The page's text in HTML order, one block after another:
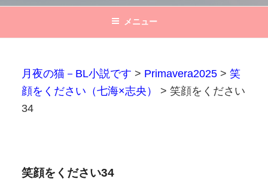
メニュー
月夜の猫－BL小説です > Primavera2025 > 笑
顔をください（七海×志央）
> 笑顔をください
34
笑顔をください34